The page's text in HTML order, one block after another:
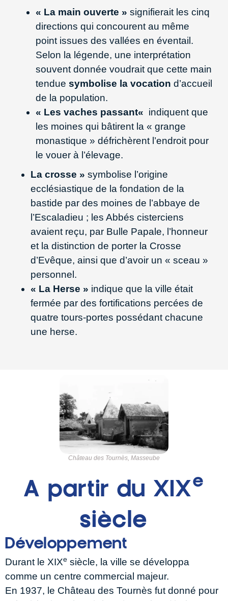
« La main ouverte » signifierait les cinq
directions qui concourent au même
point issues des vallées en éventail.
Selon la légende, une interprétation
souvent donnée voudrait que cette main
tendue symbolise la vocation d’accueil
de la population.
« Les vaches passant« indiquent que
les moines qui bâtirent la « grange
monastique » défrichèrent l’endroit pour
le vouer à l’élevage.
La crosse » symbolise l’origine
ecclésiastique de la fondation de la
bastide par des moines de l’abbaye de
l’Escaladieu ; les Abbés cisterciens
avaient reçu, par Bulle Papale, l’honneur
et la distinction de porter la Crosse
d’Evêque, ainsi que d’avoir un « sceau »
personnel.
« La Herse » indique que la ville était
fermée par des fortifications percées de
quatre tours-portes possédant chacune
une herse.
A partir du XIXe
siècle
Développement
Durant le XIXe siècle, la ville se développa
comme un centre commercial majeur.
En 1937, le Château des Tournès fut donné pour
Château des Tournès, Masseube